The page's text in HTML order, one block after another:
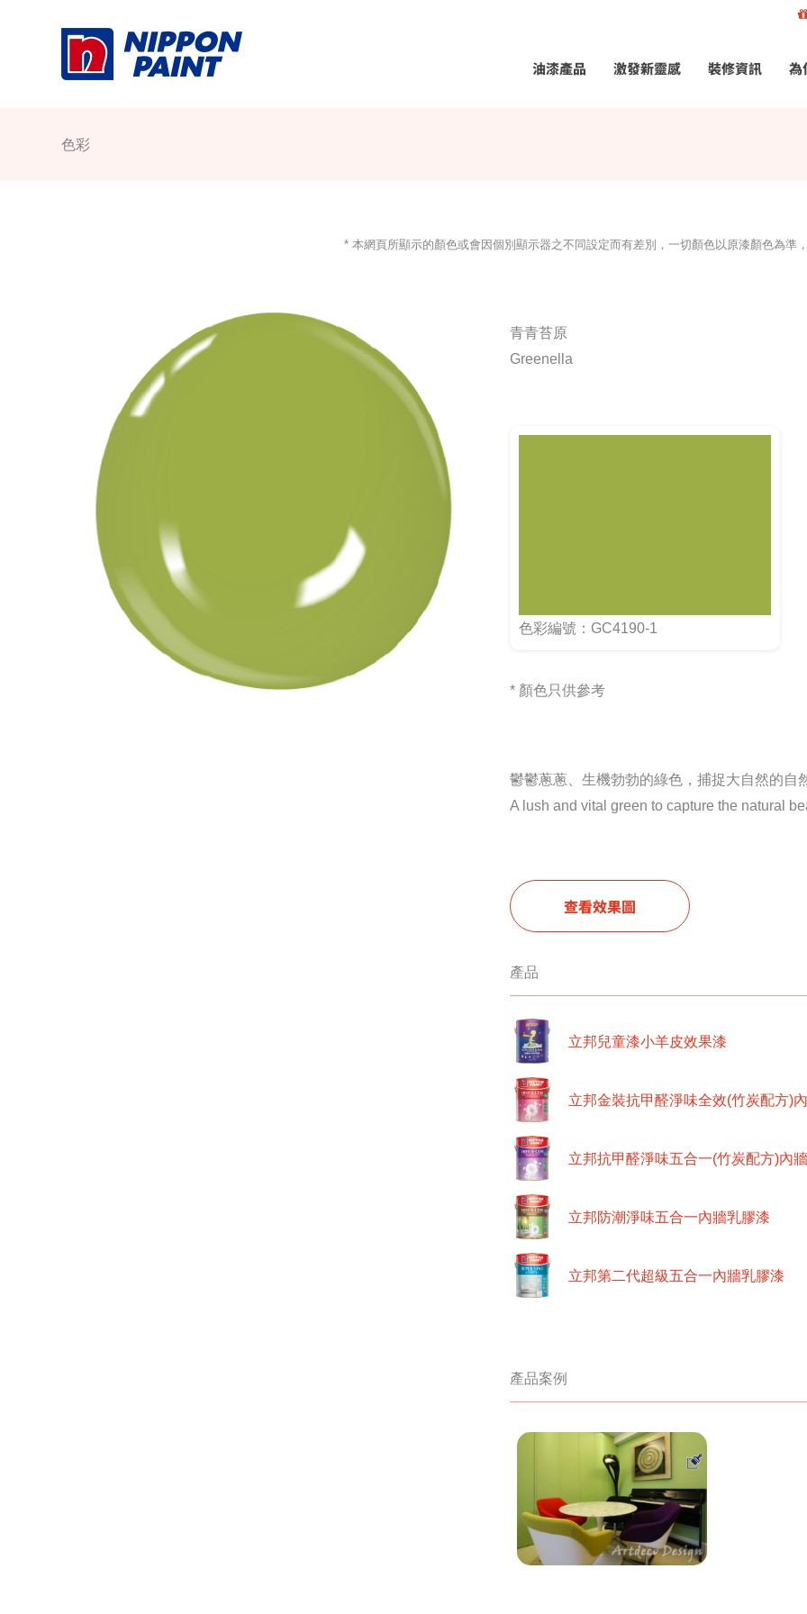
油漆產品 激發新靈感 裝修資訊 為
色彩
* 本網頁所顯示的顏色或會因個別顯示器之不同設定而有差別，一切顏色以原漆顏色為準，
青青苔原
Greenella
色彩編號：GC4190-1
* 顏色只供參考
鬱鬱蔥蔥、生機勃勃的綠色，捕捉大自然的自
A lush and vital green to capture the natural
查看效果圖
產品
立邦兒童漆小羊皮效果漆
立邦金裝抗甲醛淨味全效(竹炭配方)
立邦抗甲醛淨味五合一(竹炭配方)內
立邦防潮淨味五合一內牆乳膠漆
立邦第二代超級五合一內牆乳膠漆
產品案例